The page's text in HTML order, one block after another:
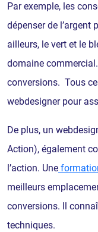
Par exemple, les
dépenser de l’argent
ailleurs, le vert et le
domaine
conversions. Tous
webdesigner pour
De plus, un
Action), également
l’action. Une
meilleurs
conversions. Il
techniques.